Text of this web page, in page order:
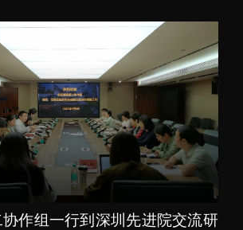
作组一行到深圳先进院交流研